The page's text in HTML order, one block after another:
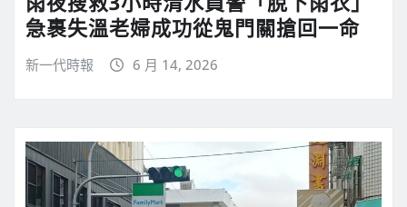
急裹失溫老婦成功從鬼門關搶回一命
新一代時報 6 月 14, 2026